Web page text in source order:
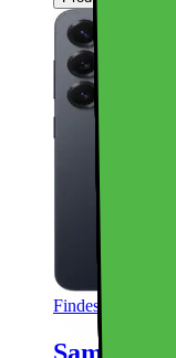
Findes i flere